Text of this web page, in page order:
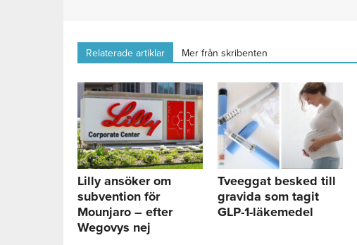
Relaterade artiklar Mer från skribenten
Lilly ansöker om
subvention för
Mounjaro – efter
Wegovys nej
Tveeggat besked till
gravida som tagit
GLP-1-läkemedel